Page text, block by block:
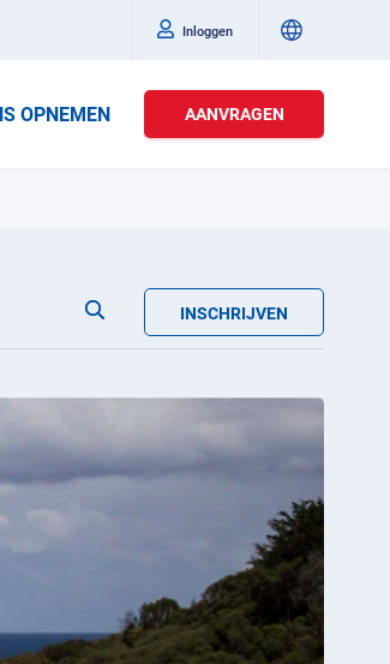
Inloggen
OPNEMEN AANVRAGEN
INSCHRIJVEN